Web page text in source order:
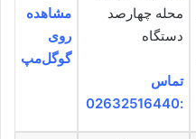
محله چهارصد
دستگاه
تماس
:02632516440
مشاهده
روی
گوگل‌مپ